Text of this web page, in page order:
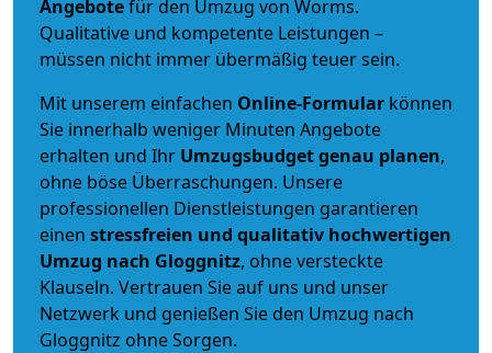
Angebotefür den Umzug von Worms.
Qualitative und kompetente Leistungen –
müssen nicht immer übermäßig teuer sein.
Mit unserem einfachen Online-Formular können
Sie innerhalb weniger Minuten Angebote
erhalten und Ihr Umzugsbudgetgenau planen,
ohne böse Überraschungen. Unsere
professionellen Dienstleistungen garantieren
einen stressfreien und qualitativ hochwertigen
Umzug nach Gloggnitz, ohne versteckte
Klauseln. Vertrauen Sie auf uns und unser
Netzwerk und genießen Sie den Umzug nach
Gloggnitz ohne Sorgen.